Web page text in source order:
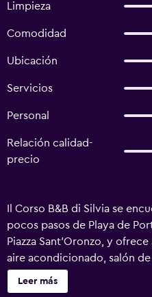
Limpieza
Comodidad
Ubicación
Servicios
Personal
Relación calidad-
precio
Il Corso B&B di Silvia se
pocos pasos de Playa de
Piazza Sant'Oronzo, y
aire acondicionado, salón
and breakfast ofrece TV de
con artículos de aseo
Leer más